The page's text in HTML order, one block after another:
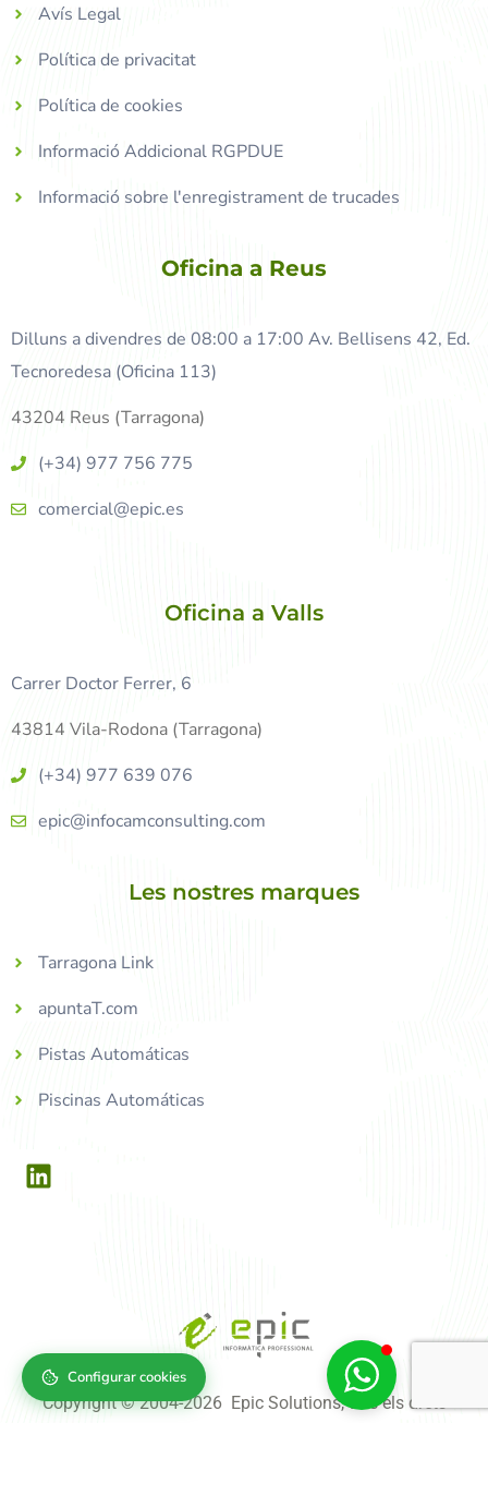
Avís Legal
Política de privacitat
Política de cookies
Informació Addicional RGPDUE
Informació sobre l'enregistrament de trucades
Oficina a Reus
Dilluns a divendres de 08:00 a 17:00 Av. Bellisens 42, Ed.
Tecnoredesa (Oficina 113)
43204 Reus (Tarragona)
(+34) 977 756 775
comercial@epic.es
Oficina a Valls
Carrer Doctor Ferrer, 6
43814 Vila-Rodona (Tarragona)
(+34) 977 639 076
epic@infocamconsulting.com
Les nostres marques
Tarragona Link
apuntaT.com
Pistas Automáticas
Piscinas Automáticas
Copyright © 2004-2026 Epic Solutions, tots els drets
Configurar cookies